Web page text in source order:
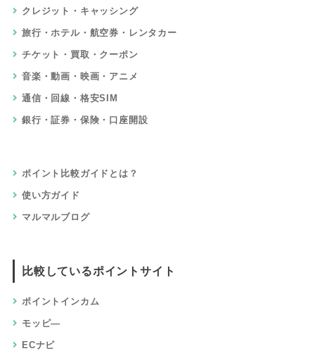
クレジット・キャッシング
旅行・ホテル・航空券・レンタカー
チケット・買取・クーポン
音楽・動画・映画・アニメ
通信・回線・格安SIM
銀行・証券・保険・口座開設
ポイント比較ガイドとは？
使い方ガイド
マルマルブログ
比較しているポイントサイト
ポイントインカム
モッピ―
ECナビ